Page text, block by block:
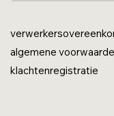
algemene
klachtenregistratie